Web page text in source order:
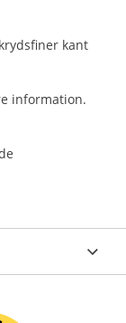
kant
information.